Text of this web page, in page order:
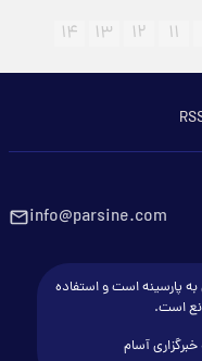
۱۱ ۱۲ ۱۳ ۱۴
info@parsine.com
پارسینه است و استفاده
است.
آسام